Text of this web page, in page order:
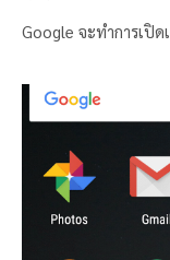
Google จะทำการเปิดเ